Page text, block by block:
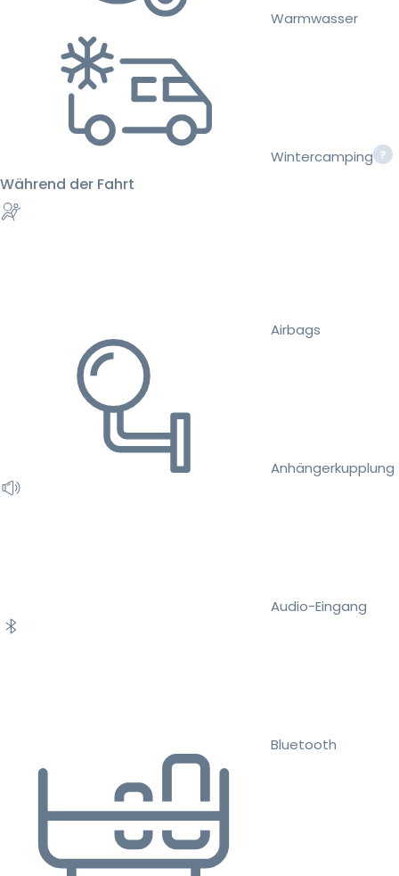
Warmwasser
Wintercamping
Während der Fahrt
Airbags
Anhängerkupplung
Audio-Eingang
Bluetooth